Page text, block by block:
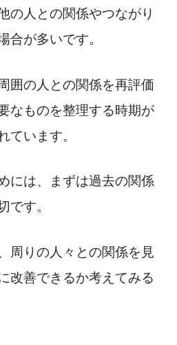
の人との関係やつながり
合が多いです。
囲の人との関係を再評価
なものを整理する時期が
ています。
には、まずは過去の関係
です。
周りの人々との関係を見
改善できるか考えてみる